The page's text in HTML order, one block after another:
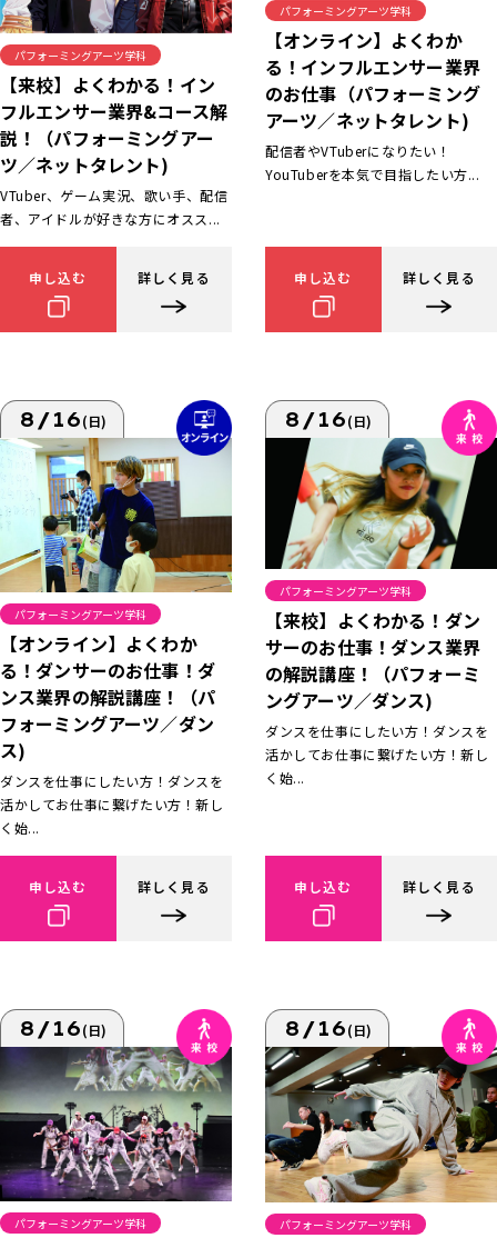
パフォーミングアーツ学科
【来校】よくわかる！イン
フルエンサー業界&コース解
説！（パフォーミングアー
ツ／ネットタレント)
VTuber、ゲーム実況、歌い手、配信
者、アイドルが好きな方にオスス...
申し込む 詳しく見る
パフォーミングアーツ学科
【オンライン】よくわか
る！インフルエンサー業界
のお仕事（パフォーミング
アーツ／ネットタレント)
配信者やVTuberになりたい！
YouTuberを本気で目指したい方...
申し込む 詳しく見る
8/16(日)
パフォーミングアーツ学科
【オンライン】よくわか
る！ダンサーのお仕事！ダ
ンス業界の解説講座！（パ
フォーミングアーツ／ダン
ス)
ダンスを仕事にしたい方！ダンスを
活かしてお仕事に繋げたい方！新し
く始...
申し込む 詳しく見る
8/16(日)
パフォーミングアーツ学科
【来校】よくわかる！ダン
サーのお仕事！ダンス業界
の解説講座！（パフォーミ
ングアーツ／ダンス)
ダンスを仕事にしたい方！ダンスを
活かしてお仕事に繋げたい方！新し
く始...
申し込む 詳しく見る
8/16(日)
パフォーミングアーツ学科
8/16(日)
パフォーミングアーツ学科